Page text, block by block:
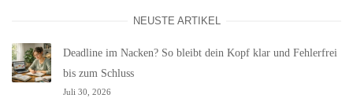
NEUSTE ARTIKEL
Deadline im Nacken? So bleibt dein Kopf klar und Fehlerfrei
bis zum Schluss
Juli 30, 2026